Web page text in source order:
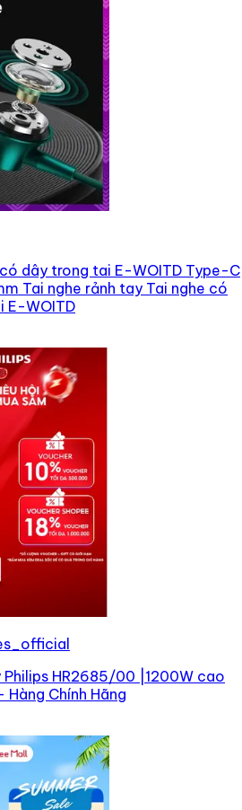
dây trong tai E-WOITD Type-C
Tai nghe rảnh tay Tai nghe có
E-WOITD
Philips HR2685/00 |1200W cao
Chính Hãng